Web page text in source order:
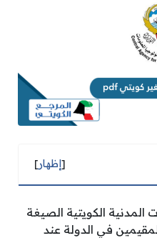
[إظهار]
المدنية الكويتية الصيغة
في الدولة عند